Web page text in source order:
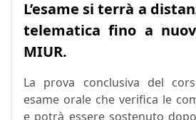
L’esame si terrà a
telematica fino a
MIUR.
La prova conclusiva del
esame orale che verifica le
e potrà essere sostenuto